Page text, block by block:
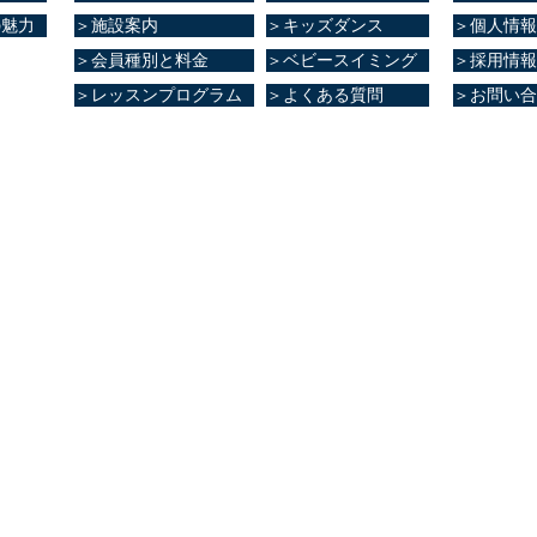
力
＞施設案内
＞会員種別と料金
＞レッスンプログラム
＞キッズダンス
＞ベビースイミング
＞よくある質問
＞個人情
＞採用情報
＞お問い